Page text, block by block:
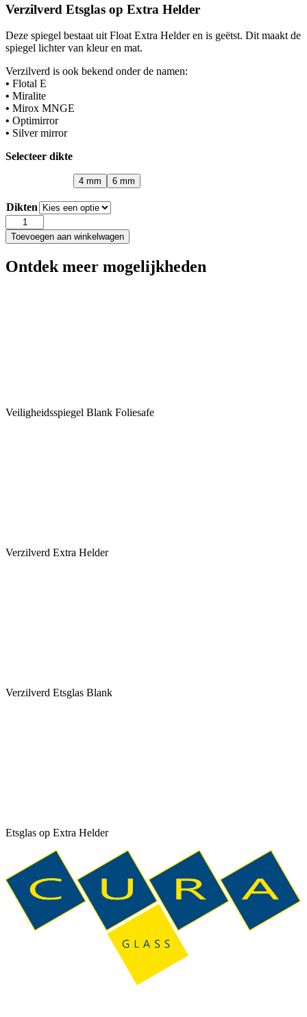
Verzilverd Etsglas op Extra Helder
Deze spiegel bestaat uit Float Extra Helder en is geëtst. Dit maakt de
spiegel lichter van kleur en mat.
Verzilverd is ook bekend onder de namen:
• Flotal E
• Miralite
• Mirox MNGE
• Optimirror
• Silver mirror
Selecteer dikte
4 mm 6 mm
Dikten
Verzilverd
Etsglas
op
Helder
Toevoegen aan winkelwagen
Ontdek meer mogelijkheden
Veiligheidsspiegel Blank Foliesafe
Verzilverd Extra Helder
Verzilverd Etsglas Blank
Etsglas op Extra Helder